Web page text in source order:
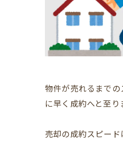
物件が売れるまで
に早く成約へと至り
売却の成約スピード